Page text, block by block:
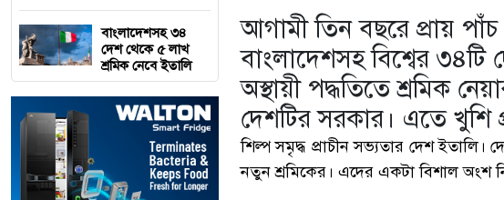
বাংলাদেশসহ ৩৪
দেশ থেকে ৫ লাখ
শ্রমিক নেবে ইতালি
আগামী তিন বছরে প্রায় পাঁচ
বাংলাদেশসহ বিশ্বের
অস্থায়ী পদ্ধতিতে শ্রমিক
দেশটির সরকার। এতে খুশি
শিল্প সমৃদ্ধ প্রাচীন সভ্যতার দেশ ইতালি।
নতুন শ্রমিকের। এদের একটা বিশাল অংশ